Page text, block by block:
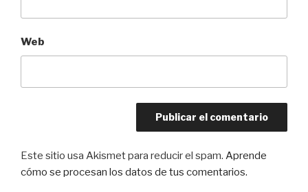
Web
Este sitio usa Akismet para reducir el spam. Aprende
cómo se procesan los datos de tus comentarios.